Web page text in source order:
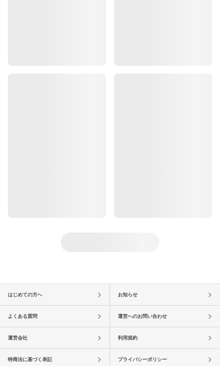
はじめての方へ お知らせ
よくある質問 運営へのお問い合わせ
運営会社 利用規約
特商法に基づく表記 プライバシーポリシー